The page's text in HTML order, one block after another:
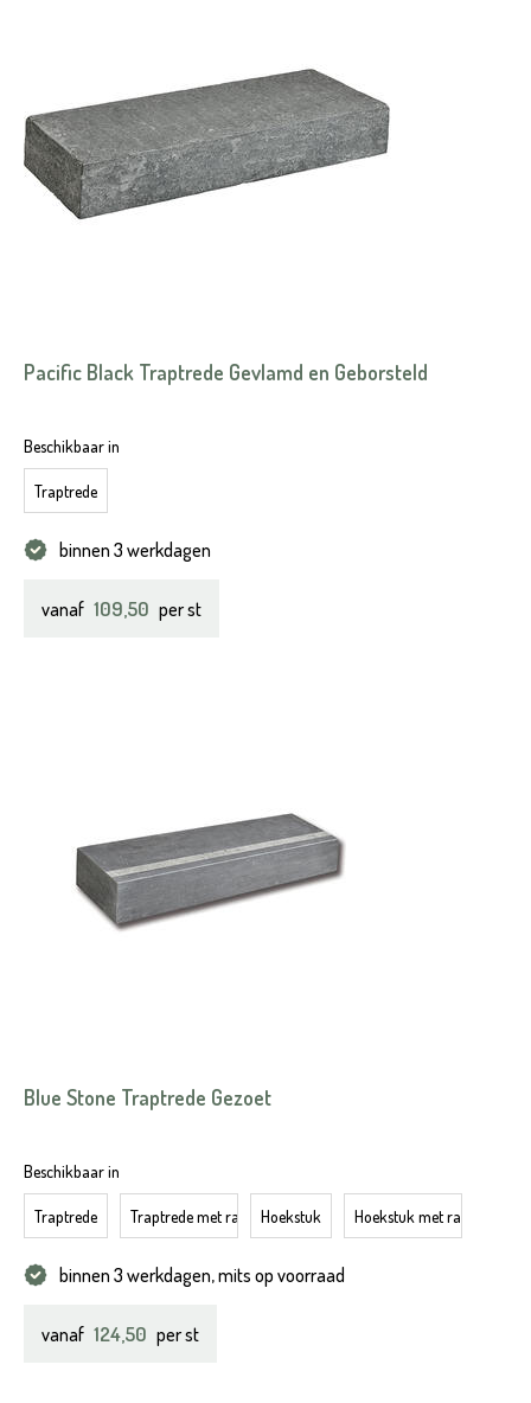
Pacific Black Traptrede Gevlamd en Geborsteld
Beschikbaar in
Traptrede
binnen 3 werkdagen
vanaf 109,50 per st
Blue Stone Traptrede Gezoet
Beschikbaar in
Traptrede Traptrede met rand Hoekstuk Hoekstuk met rand
binnen 3 werkdagen, mits op voorraad
vanaf 124,50 per st